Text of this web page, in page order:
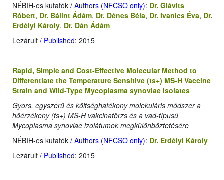
NÉBIH-es kutatók / Authors (NFCSO only): Dr. Glávits
Róbert, Dr. Bálint Ádám, Dr. Dénes Béla, Dr. Ivanics Éva, Dr.
Erdélyi Károly, Dr. Dán Ádám
Lezárult / Published: 2015
Rapid, Simple and Cost-Effective Molecular Method to
Differentiate the Temperature Sensitive (ts+) MS-H Vaccine
Strain and Wild-Type Mycoplasma synoviae Isolates
Gyors, egyszerű és költséghatékony molekuláris módszer a
hőérzékeny (ts+) MS-H vakcinatörzs és a vad-típusú
Mycoplasma synoviae izolátumok megkülönböztetésére
NÉBIH-es kutatók / Authors (NFCSO only): Dr. Erdélyi Károly
Lezárult / Published: 2015